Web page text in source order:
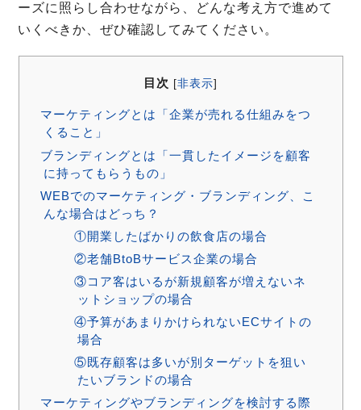
ーズに照らし合わせながら、どんな考え方で進めて
いくべきか、ぜひ確認してみてください。
目次 [非表示]
マーケティングとは「企業が売れる仕組みをつ
くること」
ブランディングとは「一貫したイメージを顧客
に持ってもらうもの」
WEBでのマーケティング・ブランディング、こ
んな場合はどっち？
①開業したばかりの飲食店の場合
②老舗BtoBサービス企業の場合
③コア客はいるが新規顧客が増えないネ
ットショップの場合
④予算があまりかけられないECサイトの
場合
⑤既存顧客は多いが別ターゲットを狙い
たいブランドの場合
マーケティングやブランディングを検討する際